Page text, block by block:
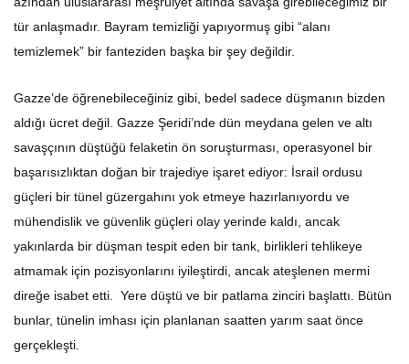
tür anlaşmadır. Bayram temizliği yapıyormuş gibi “alanı
temizlemek” bir fanteziden başka bir şey değildir.
Gazze’de öğrenebileceğiniz gibi, bedel sadece düşmanın bizden
aldığı ücret değil. Gazze Şeridi’nde dün meydana gelen ve altı
savaşçının düştüğü felaketin ön soruşturması, operasyonel bir
başarısızlıktan doğan bir trajediye işaret ediyor: İsrail ordusu
güçleri bir tünel güzergahını yok etmeye hazırlanıyordu ve
mühendislik ve güvenlik güçleri olay yerinde kaldı, ancak
yakınlarda bir düşman tespit eden bir tank, birlikleri tehlikeye
atmamak için pozisyonlarını iyileştirdi, ancak ateşlenen mermi
direğe isabet etti. Yere düştü ve bir patlama zinciri başlattı. Bütün
bunlar, tünelin imhası için planlanan saatten yarım saat önce
gerçekleşti.